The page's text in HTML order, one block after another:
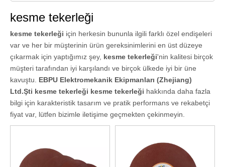
kesme tekerleği
kesme tekerleği için herkesin bununla ilgili farklı özel endişeleri
var ve her bir müşterinin ürün gereksinimlerini en üst düzeye
çıkarmak için yaptığımız şey, kesme tekerleği'nin kalitesi birçok
müşteri tarafından iyi karşılandı ve birçok ülkede iyi bir üne
kavuştu. EBPU Elektromekanik Ekipmanları (Zhejiang)
Ltd.Şti kesme tekerleği kesme tekerleği hakkında daha fazla
bilgi için karakteristik tasarım ve pratik performans ve rekabetçi
fiyat var, lütfen bizimle iletişime geçmekten çekinmeyin.